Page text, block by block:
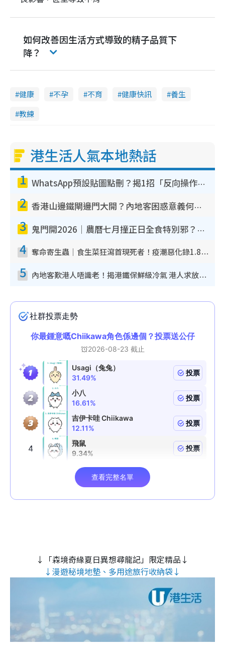
如何改善因生活方式導致的精子品質下
降？
健康 不孕 不育 健康快訊
養生
教練
港生活人氣本地熱話
1 WhatsApp預設貼圖點刪？揭1招「反向操作」還原簡潔介面 附3步實測教學
2 香港山邊鐵閘邊門大開？內地客困惑意義何在！網民神回覆：呢種叫法理性防禦
3 鬼門開2026｜農曆七月撞正日全食特別邪？專家警告切忌做一事！揭4大禁忌+2招保平安
4 奪命寄生蟲｜食生菜狂瀉首現死者！疫潮惡化錄1.8萬宗病例 揭洗菜3大謬誤
5 內地客歎港人唔識老！揭港鐵保鮮級冷氣 港人求放過：咪投訴
↓「森境奇緣夏日異想尋龍記」限定精品↓
↓漫遊秘境地墊、多用途旅行收納袋↓